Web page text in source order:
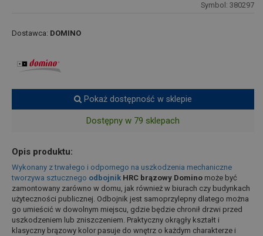
Symbol: 380297
Dostawca: DOMINO
Pokaż dostępność w sklepie
Dostępny w 79 sklepach
Opis produktu:
Wykonany z trwałego i odpornego na uszkodzenia mechaniczne
tworzywa sztucznego odbojnik HRC brązowy Domino może być
zamontowany zarówno w domu, jak również w biurach czy budynkach
użyteczności publicznej. Odbojnik jest samoprzylepny dlatego można
go umieścić w dowolnym miejscu, gdzie będzie chronił drzwi przed
uszkodzeniem lub zniszczeniem. Praktyczny okrągły kształt i
klasyczny brązowy kolor pasuje do wnętrz o każdym charakterze i